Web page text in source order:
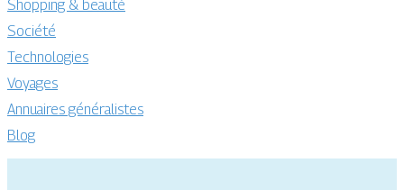
Shopping & beauté
Société
Technologies
Voyages
Annuaires généralistes
Blog